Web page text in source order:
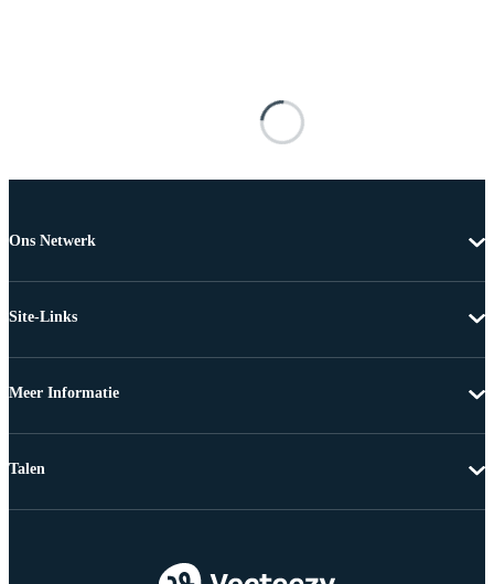
Ons Netwerk
Site-Links
Meer Informatie
Talen